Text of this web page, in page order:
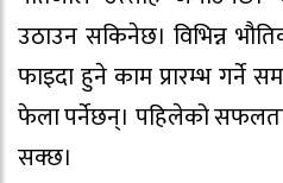
उठाउन सकिनेछ। विभिन्न
फाइदा हुने काम प्रारम्भ गर्ने
फेला पर्नेछन्। पहिलेको
सक्छ।